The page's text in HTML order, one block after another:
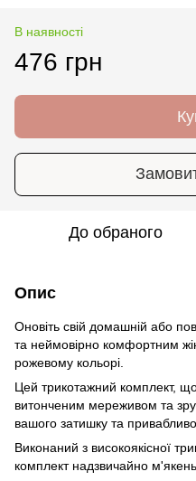
В наявності
476 грн
До обраного
Опис
Оновіть свій домашній або
та неймовірно комфортним
рожевому кольорі.
Цей трикотажний комплект,
витонченим мереживом та
вашого затишку та
Виконаний з високоякісної
комплект надзвичайно